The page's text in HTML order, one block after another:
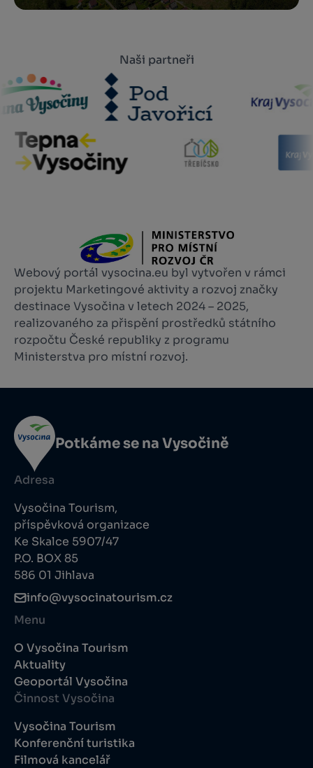
Naši partneři
Webový portál vysocina.eu byl vytvořen v rámci
projektu Marketingové aktivity a rozvoj značky
destinace Vysočina v letech 2024 – 2025,
realizovaného za přispění prostředků státního
rozpočtu České republiky z programu
Ministerstva pro místní rozvoj.
Potkáme se na Vysočině
Adresa
Vysočina Tourism,
příspěvková organizace
Ke Skalce 5907/47
P.O. BOX 85
586 01 Jihlava
info@vysocinatourism.cz
Menu
O Vysočina Tourism
Aktuality
Geoportál Vysočina
Činnost Vysočina
Vysočina Tourism
Konferenční turistika
Filmová kancelář